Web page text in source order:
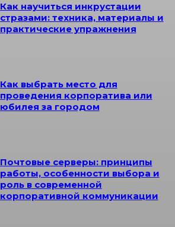
Как научиться инкрустации
стразами: техника, материалы и
практические упражнения
Как выбрать место для
проведения корпоратива или
юбилея за городом
Почтовые серверы: принципы
работы, особенности выбора и
роль в современной
корпоративной коммуникации